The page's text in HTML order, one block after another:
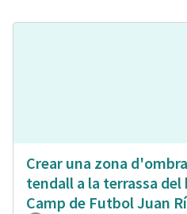
Crear una zona
tendall a la terrassa del
Camp de Futbol Juan